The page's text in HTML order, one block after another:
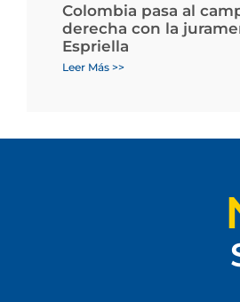
Colombia pasa al
derecha con la
Espriella
Leer Más >>